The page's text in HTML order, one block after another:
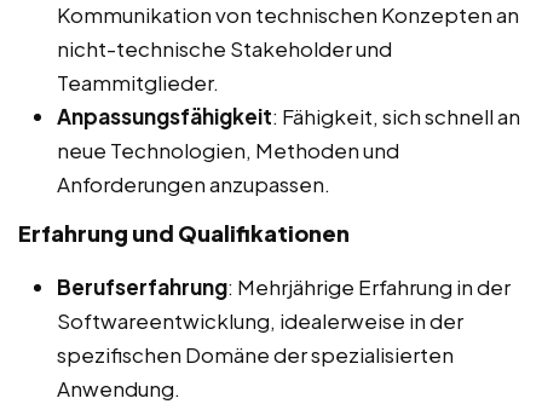
Kommunikation von technischen Konzepten an
nicht-technische Stakeholder und
Teammitglieder.
Anpassungsfähigkeit: Fähigkeit, sich schnell an
neue Technologien, Methoden und
Anforderungen anzupassen.
Erfahrung und Qualifikationen
Berufserfahrung: Mehrjährige Erfahrung in der
Softwareentwicklung, idealerweise in der
spezifischen Domäne der spezialisierten
Anwendung.